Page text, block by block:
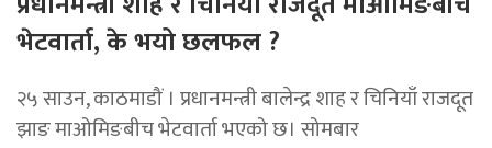
भेटवार्ता, के भयो छलफल ?
२५ साउन, काठमाडौं । प्रधानमन्त्री बालेन्द्र शाह र चिनियाँ राजदूत
झाङ माओमिङबीच भेटवार्ता भएको छ। सोमबार